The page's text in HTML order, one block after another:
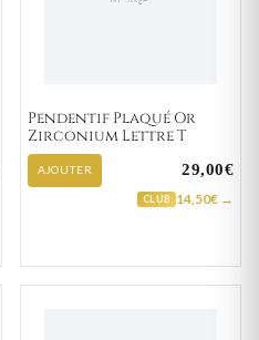
Pendentif Plaqué Or
Zirconium Lettre T
AJOUTER 29,00€
CLUB 14,50€ →